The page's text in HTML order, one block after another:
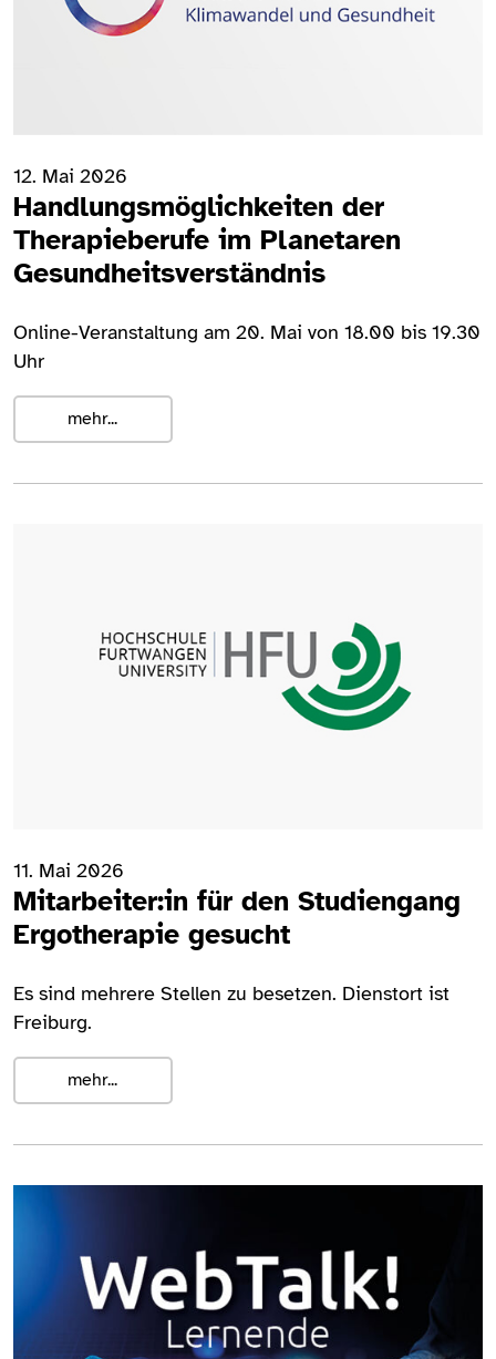
12. Mai 2026
Handlungsmöglichkeiten der
Therapieberufe im Planetaren
Gesundheitsverständnis
Online-Veranstaltung am 20. Mai von 18.00 bis 19.30
Uhr
mehr...
11. Mai 2026
Mitarbeiter:in für den Studiengang
Ergotherapie gesucht
Es sind mehrere Stellen zu besetzen. Dienstort ist
Freiburg.
mehr...